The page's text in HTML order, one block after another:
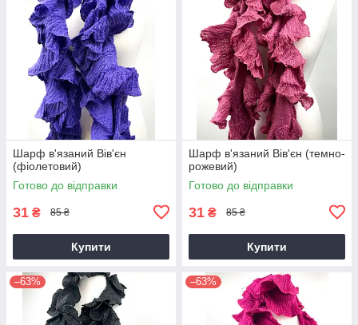
Шарф в'язаний Вів'єн
(фіолетовий)
Готово до відправки
31 ₴ 85 ₴
Купити
Шарф в'язаний Вів'єн (темно-
рожевий)
Готово до відправки
31 ₴ 85 ₴
Купити
–63% –63%